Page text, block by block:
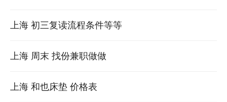
上海 初三复读流程条件等等
上海 周末 找份兼职做做
上海 和也床垫 价格表